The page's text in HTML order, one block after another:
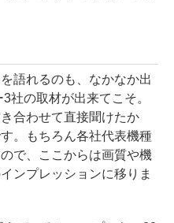
語れるのも、なかなか出
社の取材が出来てこそ。
合わせて直接聞けたか
。もちろん各社代表機種
で、ここからは画質や機
ンプレッションに移りま